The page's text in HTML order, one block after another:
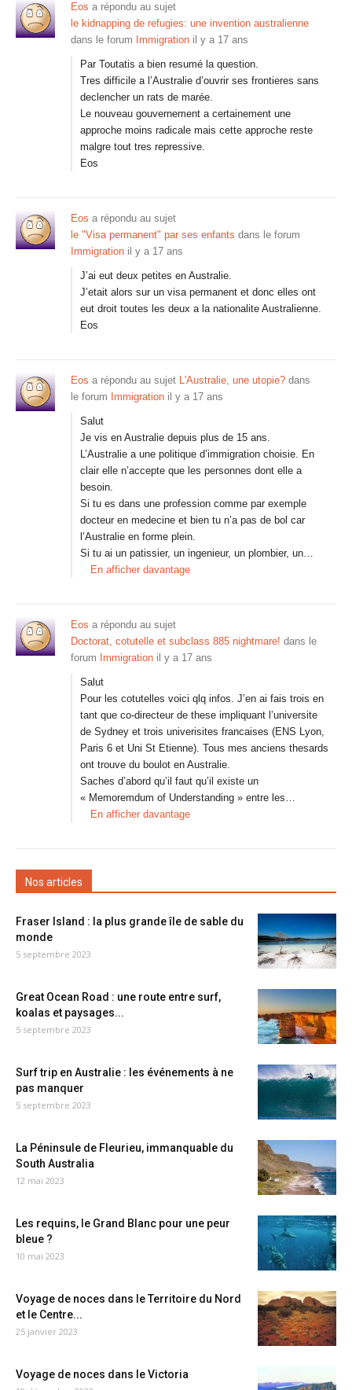
Eos a répondu au sujet
le kidnapping de refugies: une invention australienne
dans le forum Immigration il y a 17 ans
Par Toutatis a bien resumé la question.
Tres difficile a l’Australie d’ouvrir ses frontieres sans
declencher un rats de marée.
Le nouveau gouvernement a certainement une
approche moins radicale mais cette approche reste
malgre tout tres repressive.
Eos
Eos a répondu au sujet
le "Visa permanent" par ses enfants dans le forum
Immigration il y a 17 ans
J’ai eut deux petites en Australie.
J’etait alors sur un visa permanent et donc elles ont
eut droit toutes les deux a la nationalite Australienne.
Eos
Eos a répondu au sujet L'Australie, une utopie? dans
le forum Immigration il y a 17 ans
Salut
Je vis en Australie depuis plus de 15 ans.
L’Australie a une politique d’immigration choisie. En
clair elle n’accepte que les personnes dont elle a
besoin.
Si tu es dans une profession comme par exemple
docteur en medecine et bien tu n’a pas de bol car
l’Australie en forme plein.
Si tu ai un patissier, un ingenieur, un plombier, un…
En afficher davantage
Eos a répondu au sujet
Doctorat, cotutelle et subclass 885 nightmare! dans le
forum Immigration il y a 17 ans
Salut
Pour les cotutelles voici qlq infos. J’en ai fais trois en
tant que co-directeur de these impliquant l’universite
de Sydney et trois univerisites francaises (ENS Lyon,
Paris 6 et Uni St Etienne). Tous mes anciens thesards
ont trouve du boulot en Australie.
Saches d’abord qu’il faut qu’il existe un
« Memoremdum of Understanding » entre les…
En afficher davantage
Nos articles
Fraser Island : la plus grande île de sable du
monde
5 septembre 2023
Great Ocean Road : une route entre surf,
koalas et paysages...
5 septembre 2023
Surf trip en Australie : les événements à ne
pas manquer
5 septembre 2023
La Péninsule de Fleurieu, immanquable du
South Australia
12 mai 2023
Les requins, le Grand Blanc pour une peur
bleue ?
10 mai 2023
Voyage de noces dans le Territoire du Nord
et le Centre...
25 janvier 2023
Voyage de noces dans le Victoria